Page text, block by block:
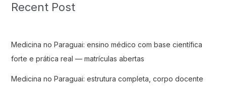
Recent Post
Medicina no Paraguai: ensino médico com base científica
forte e prática real — matrículas abertas
Medicina no Paraguai: estrutura completa, corpo docente